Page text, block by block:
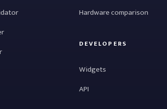
Hardware comparison
DEVELOPERS
Widgets
API